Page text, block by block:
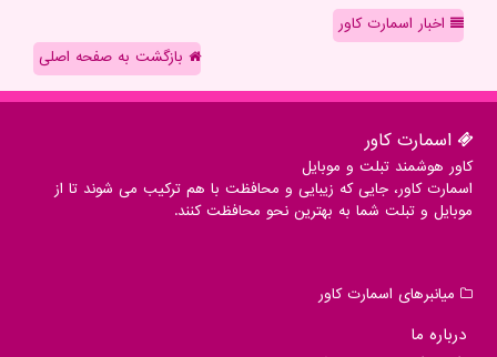
اخبار اسمارت کاور
بازگشت به صفحه اصلی
اسمارت كاور
کاور هوشمند تبلت و موبایل
اسمارت کاور، جایی که زیبایی و محافظت با هم ترکیب می شوند تا از
موبایل و تبلت شما به بهترین نحو محافظت کنند.
میانبرهای اسمارت كاور
درباره ما